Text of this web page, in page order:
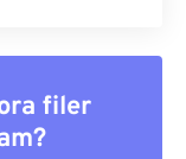
filer